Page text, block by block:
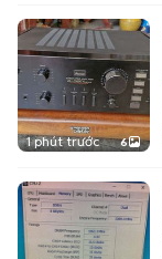
1 phút trước 6